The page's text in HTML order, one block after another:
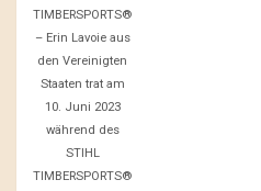
TIMBERSPORTS®
– Erin Lavoie aus
den Vereinigten
Staaten trat am
10. Juni 2023
während des
STIHL
TIMBERSPORTS®